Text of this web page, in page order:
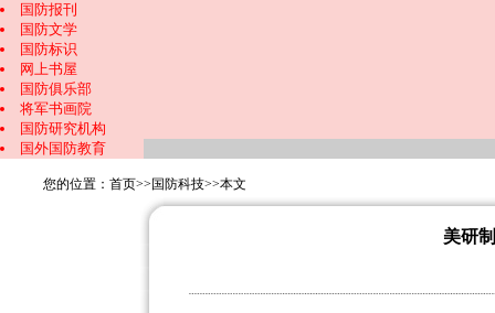
国防报刊
国防文学
国防标识
网上书屋
国防俱乐部
将军书画院
国防研究机构
国外国防教育
您的位置： 首页>> 国防科技>>本文
美研